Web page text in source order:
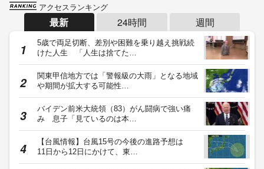
アクセスランキング
最新 24時間 週間
5歳で両足切断、差別や困難を乗り越え挑戦続
けた人生 「人生は捨てた…
関東甲信地方では「警報級の大雨」となる地域
や期間が拡大する可能性…
バイデン前米大統領（83）がん闘病で強い痛
み 息子「見ているのは本…
【台風情報】台風15号の今後の進路予想は
11日から12日にかけて、東…